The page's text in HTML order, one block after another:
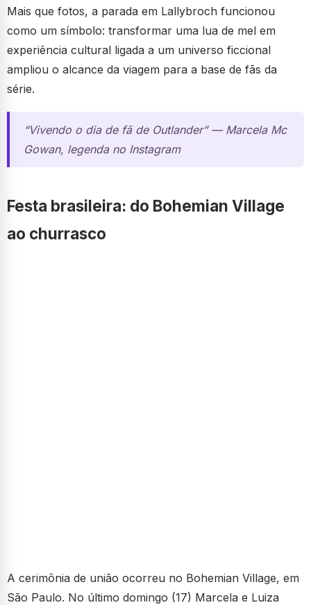
Mais que fotos, a parada em Lallybroch funcionou
como um símbolo: transformar uma lua de mel em
experiência cultural ligada a um universo ficcional
ampliou o alcance da viagem para a base de fãs da
série.
“Vivendo o dia de fã de Outlander” — Marcela Mc
Gowan, legenda no Instagram
Festa brasileira: do Bohemian Village
ao churrasco
A cerimônia de união ocorreu no Bohemian Village, em
São Paulo. No último domingo (17) Marcela e Luiza